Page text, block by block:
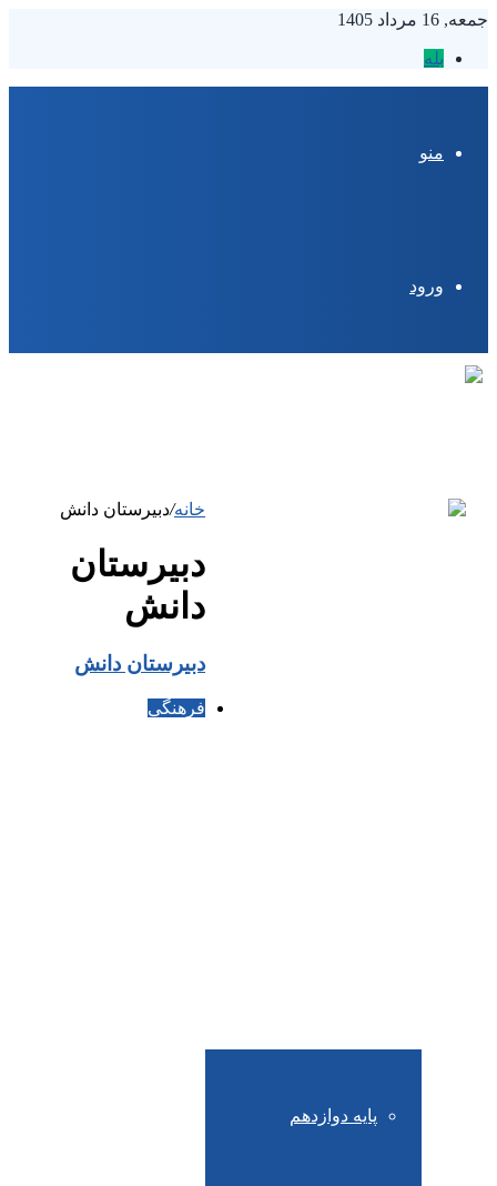
جمعه, 16 مرداد 1405
بله
منو
ورود
پایه دوازدهم
خانه/دبیرستان دانش
دبیرستان
دانش
دبیرستان دانش
فرهنگی